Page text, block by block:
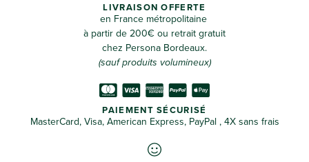
LIVRAISON OFFERTE
en France métropolitaine
à partir de 200€ ou retrait gratuit
chez Persona Bordeaux.
(sauf produits volumineux)
PAIEMENT SÉCURISÉ
MasterCard, Visa, American Express, PayPal , 4X sans frais